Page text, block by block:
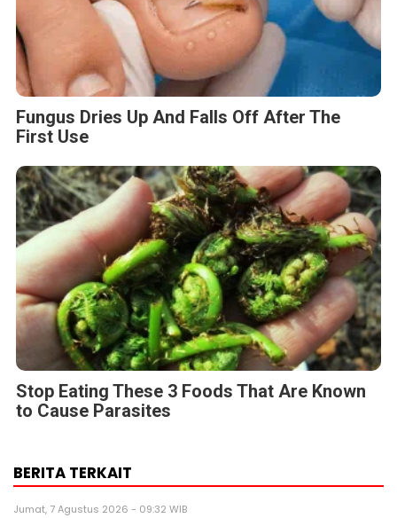
Fungus Dries Up And Falls Off After The
First Use
Stop Eating These 3 Foods That Are Known
to Cause Parasites
BERITA TERKAIT
Jumat, 7 Agustus 2026 - 09:32 WIB